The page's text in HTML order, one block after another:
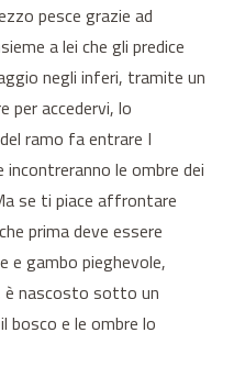
pesce grazie ad
a lei che gli predice
negli inferi, tramite un
per accedervi, lo
ramo fa entrare I
le ombre dei
se ti piace affrontare
prima deve essere
e gambo pieghevole,
è nascosto sotto un
bosco e le ombre lo